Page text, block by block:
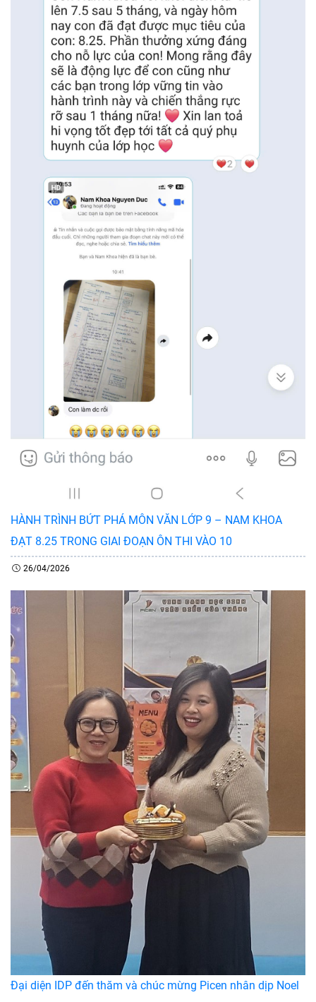
HÀNH TRÌNH BỨT PHÁ MÔN VĂN LỚP 9 – NAM KHOA
ĐẠT 8.25 TRONG GIAI ĐOẠN ÔN THI VÀO 10
26/04/2026
Đại diện IDP đến thăm và chúc mừng Picen nhân dịp Noel